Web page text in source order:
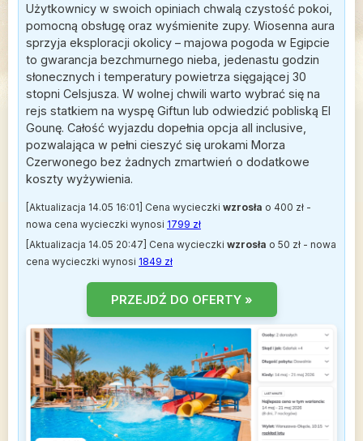
Użytkownicy w swoich opiniach chwalą czystość pokoi,
pomocną obsługę oraz wyśmienite zupy. Wiosenna aura
sprzyja eksploracji okolicy – majowa pogoda w Egipcie
to gwarancja bezchmurnego nieba, jedenastu godzin
słonecznych i temperatury powietrza sięgającej 30
stopni Celsjusza. W wolnej chwili warto wybrać się na
rejs statkiem na wyspę Giftun lub odwiedzić pobliską El
Gounę. Całość wyjazdu dopełnia opcja all inclusive,
pozwalająca w pełni cieszyć się urokami Morza
Czerwonego bez żadnych zmartwień o dodatkowe
koszty wyżywienia.
[Aktualizacja 14.05 16:01] Cena wycieczki wzrosła o 400 zł -
nowa cena wycieczki wynosi 1799 zł
[Aktualizacja 14.05 20:47] Cena wycieczki wzrosła o 50 zł - nowa
cena wycieczki wynosi 1849 zł
PRZEJDŹ DO OFERTY »